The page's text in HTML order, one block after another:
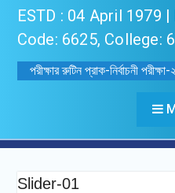
ESTD : 04 April 1979
Code: 6625, College:
পরীক্ষার রুটিন প্রাক-নির্বাচনী
Slider-01